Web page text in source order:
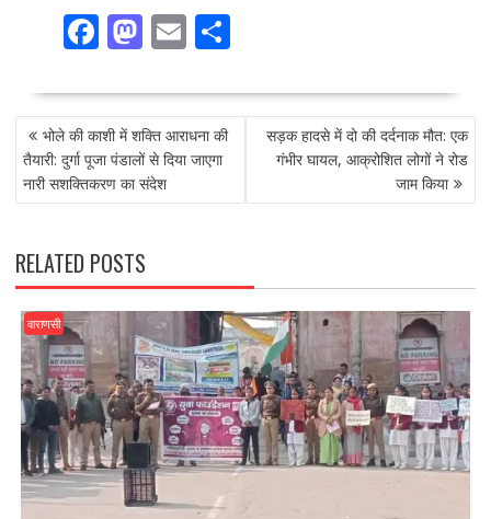
F
e
b
o
o
k
M
to
d
o
n
E
ai
l
S
ar
POST
NAVIGATION
भोले की काशी में शक्ति आराधना की
तैयारी: दुर्गा पूजा पंडालों से दिया जाएगा
नारी सशक्तिकरण का संदेश
सड़क हादसे में दो की दर्दनाक मौत: एक
गंभीर घायल, आक्रोशित लोगों ने रोड
जाम किया
RELATED POSTS
वाराणसी